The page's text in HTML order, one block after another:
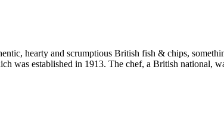
hearty and scrumptious British fish & chips,
established in 1913. The chef, a British national,